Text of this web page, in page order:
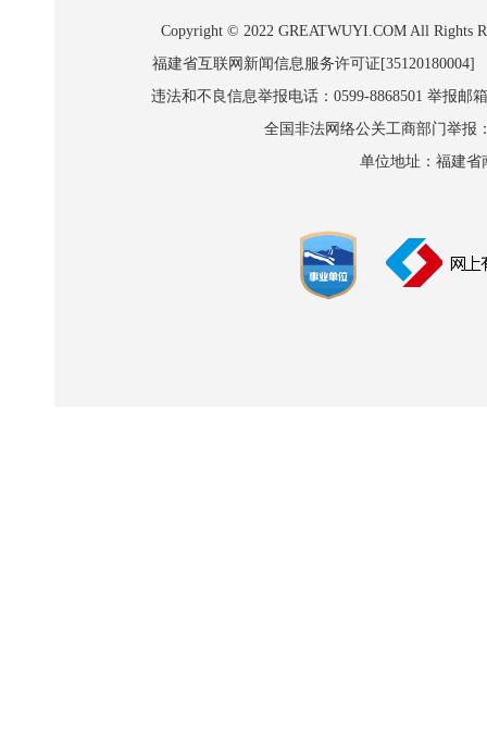
Copyright © 2022 GREATWUYI.COM All Rights
福建省互联网新闻信息服务许可证
违法和不良信息举报电话：0599-8868501 举报邮
全国非法网络公关工商部门举报
单位地址：福建省